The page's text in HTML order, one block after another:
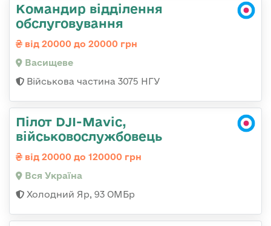
Командир відділення
обслуговування
від 20000 до 20000 грн
Васищеве
Військова частина 3075 НГУ
Пілот DJI-Mavic,
військовослужбовець
від 20000 до 120000 грн
Вся Україна
Холодний Яр, 93 ОМБр